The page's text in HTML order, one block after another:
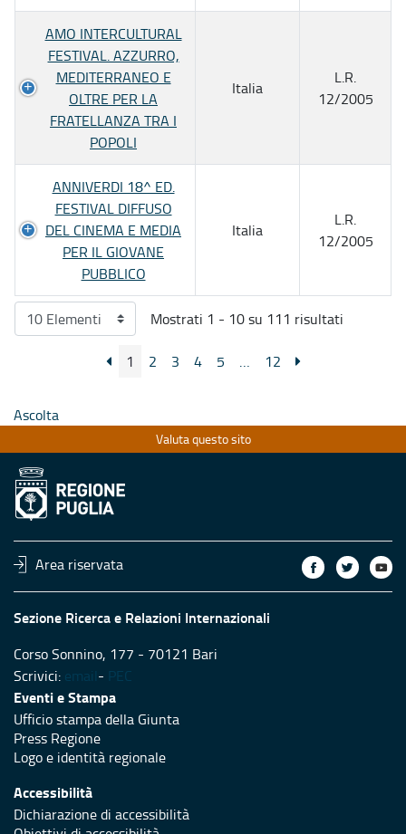
AMO INTERCULTURAL
FESTIVAL. AZZURRO,
MEDITERRANEO E
OLTRE PER LA
FRATELLANZA TRA I
POPOLI
Italia
L.R.
12/2005
ANNIVERDI 18^ ED.
FESTIVAL DIFFUSO
DEL CINEMA E MEDIA
PER IL GIOVANE
PUBBLICO
Italia
L.R.
12/2005
Mostrati 1 - 10 su 111 risultati
1 2 3 4 5 … 12
Ascolta
Valuta questo sito
Area riservata
Sezione Ricerca e Relazioni Internazionali
Corso Sonnino, 177 - 70121 Bari
Scrivici: email - PEC
Eventi e Stampa
Ufficio stampa della Giunta
Press Regione
Logo e identità regionale
Accessibilità
Dichiarazione di accessibilità